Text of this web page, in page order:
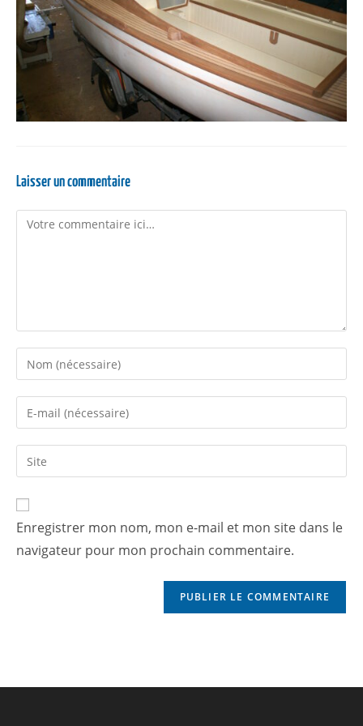
Laisser un commentaire
Enregistrer mon nom, mon e-mail et mon site dans le
navigateur pour mon prochain commentaire.